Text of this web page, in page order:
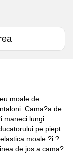
moale de
Cama?a de
maneci lungi
pe piept.
moale ?i ?
de jos a cama?